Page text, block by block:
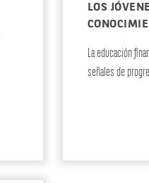
LOS
La educación
señales de